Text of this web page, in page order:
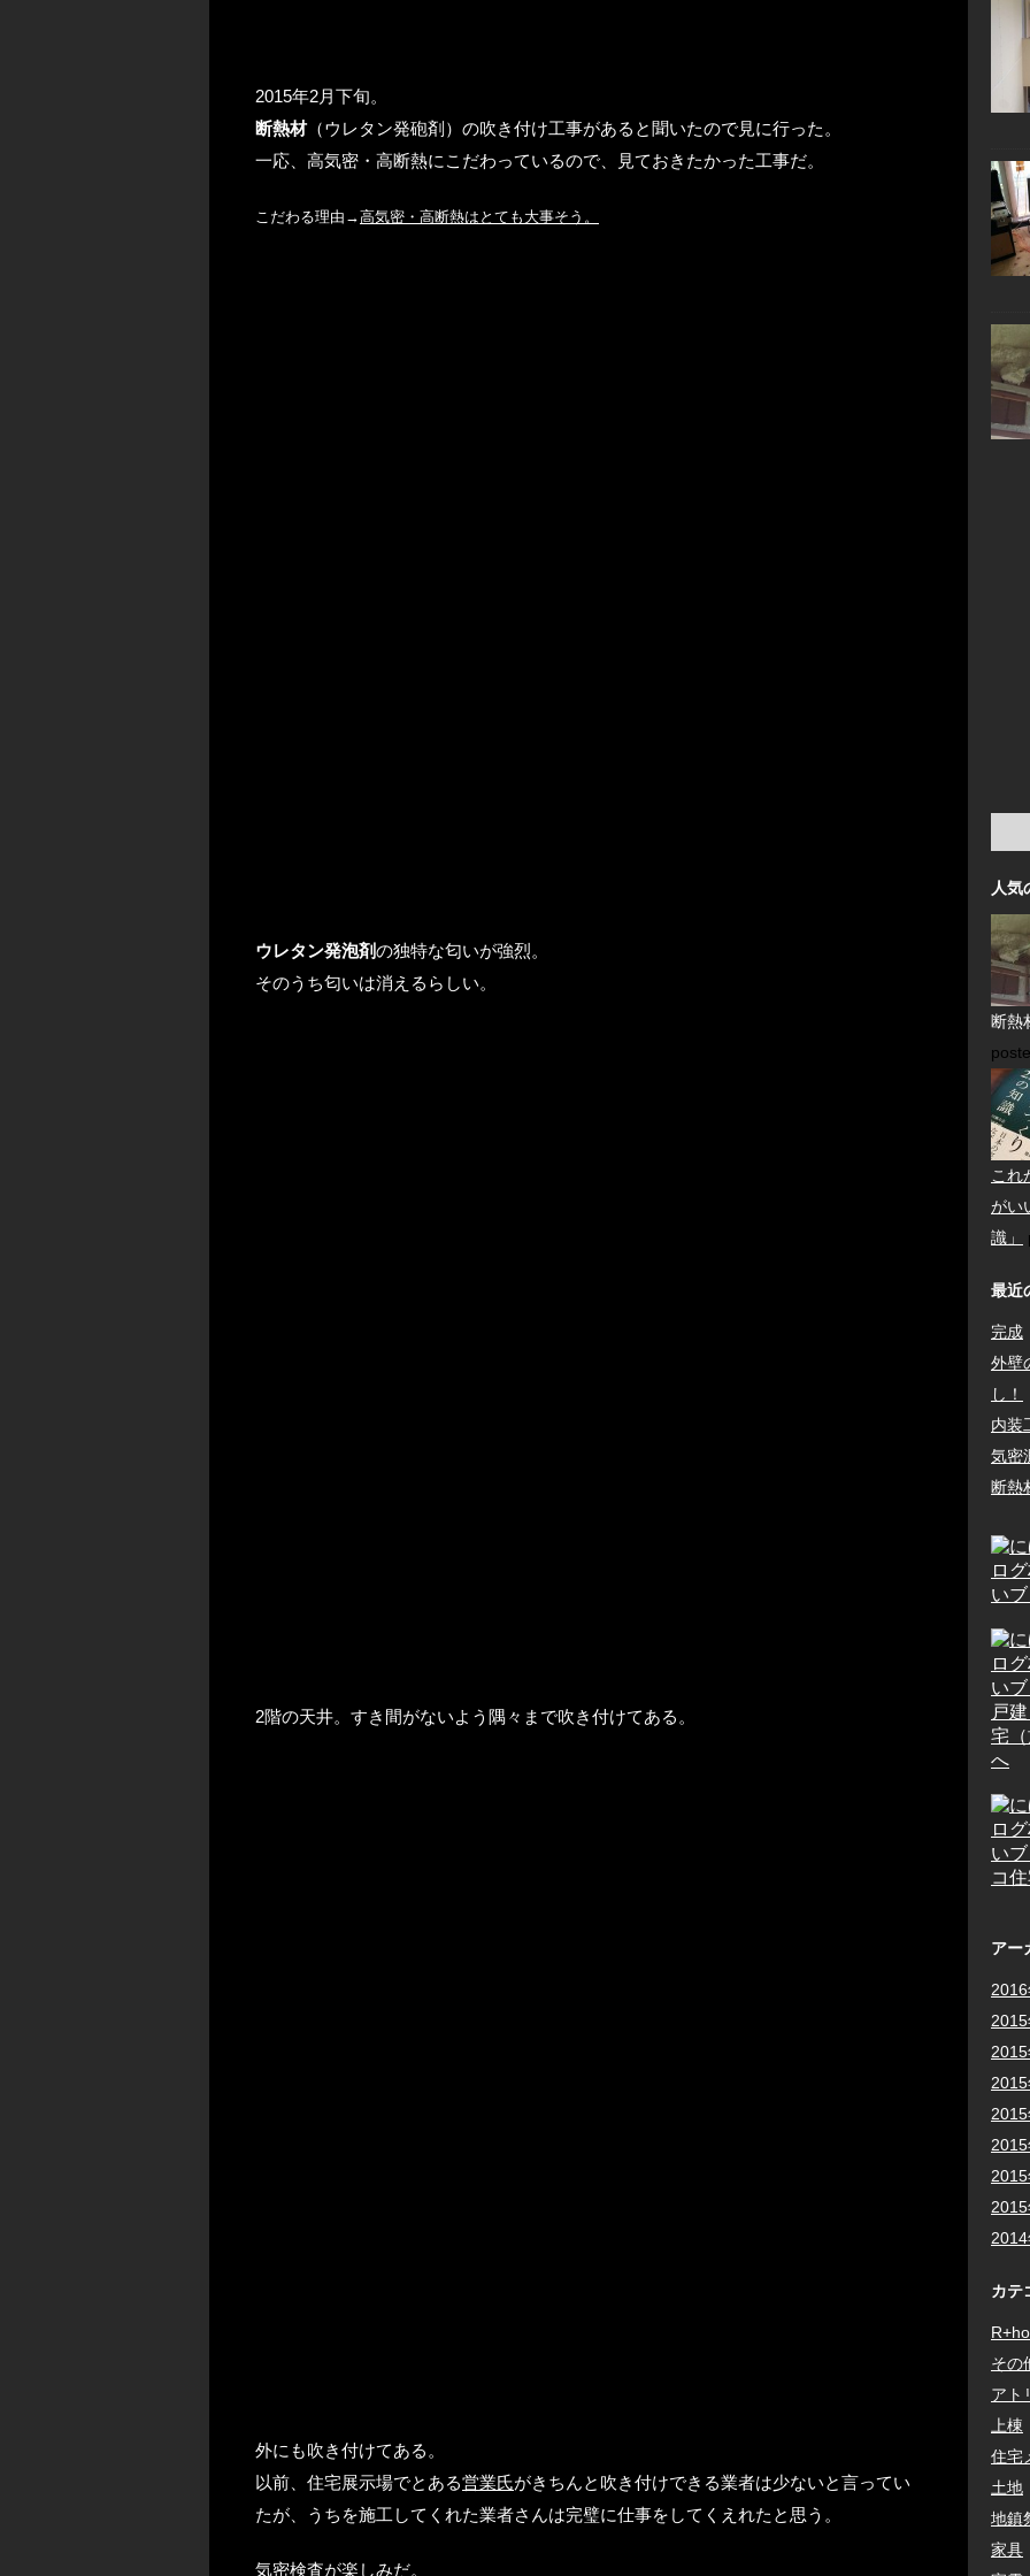
2015年2月下旬。
断熱材（ウレタン発砲剤）の吹き付け工事があると聞いたので見に行った。
一応、高気密・高断熱にこだわっているので、見ておきたかった工事だ。
こだわる理由→高気密・高断熱はとても大事そう。
ウレタン発泡剤の独特な匂いが強烈。
そのうち匂いは消えるらしい。
2階の天井。すき間がないよう隅々まで吹き付けてある。
外にも吹き付けてある。
以前、住宅展示場でとある営業氏がきちんと吹き付けできる業者は少ないと言ってい
たが、うちを施工してくれた業者さんは完璧に仕事をしてくえれたと思う。
気密検査が楽しみだ。
人気
断熱
これ
がい
識」
最近
完成
外壁
し！
内装
気密
断熱
アー
カテ
その
アト
上棟
住宅
土地
地鎮
家具